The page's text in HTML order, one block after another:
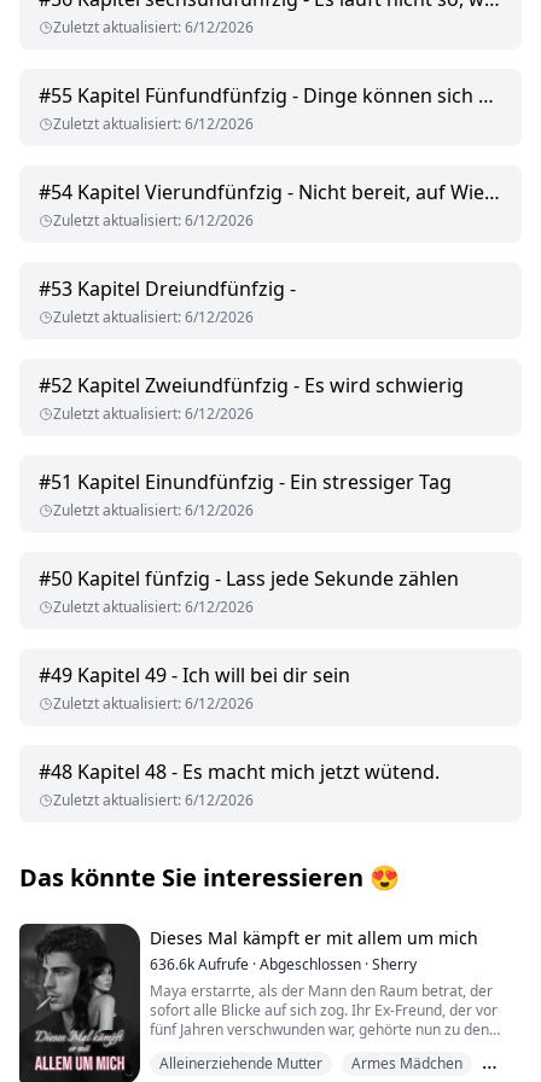
Zuletzt aktualisiert:6/12/2026
#55 Kapitel Fünfundfünfzig - Dinge können sich ändern
Zuletzt aktualisiert:6/12/2026
#54 Kapitel Vierundfünfzig - Nicht bereit, auf Wiedersehen zu sagen
Zuletzt aktualisiert:6/12/2026
#53 Kapitel Dreiundfünfzig -
Zuletzt aktualisiert:6/12/2026
#52 Kapitel Zweiundfünfzig - Es wird schwierig
Zuletzt aktualisiert:6/12/2026
#51 Kapitel Einundfünfzig - Ein stressiger Tag
Zuletzt aktualisiert:6/12/2026
#50 Kapitel fünfzig - Lass jede Sekunde zählen
Zuletzt aktualisiert:6/12/2026
#49 Kapitel 49 - Ich will bei dir sein
Zuletzt aktualisiert:6/12/2026
#48 Kapitel 48 - Es macht mich jetzt wütend.
Zuletzt aktualisiert:6/12/2026
Das könnte Sie interessieren 😍
Dieses Mal kämpft er mit allem um mich
636.6kAufrufe ·Abgeschlossen ·Sherry
Maya erstarrte, als der Mann den Raum betrat, der
sofort alle Blicke auf sich zog. Ihr Ex-Freund, der vor
fünf Jahren verschwunden war, gehörte nun zu den
wahre Identität mit keinem Wort erwähnt – und war
Alleinerziehende Mutter
Armes Mädchen